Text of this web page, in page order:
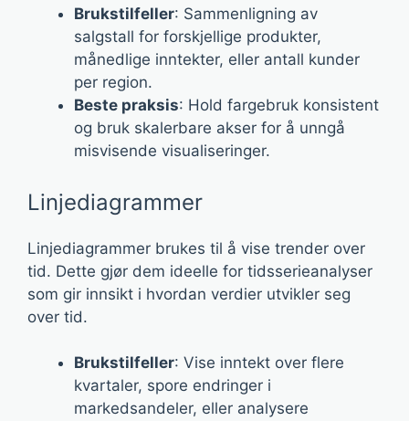
Brukstilfeller: Sammenligning av
salgstall for forskjellige produkter,
månedlige inntekter, eller antall kunder
per region.
Beste praksis: Hold fargebruk konsistent
og bruk skalerbare akser for å unngå
misvisende visualiseringer.
Linjediagrammer
Linjediagrammer brukes til å vise trender over
tid. Dette gjør dem ideelle for tidsserieanalyser
som gir innsikt i hvordan verdier utvikler seg
over tid.
Brukstilfeller: Vise inntekt over flere
kvartaler, spore endringer i
markedsandeler, eller analysere